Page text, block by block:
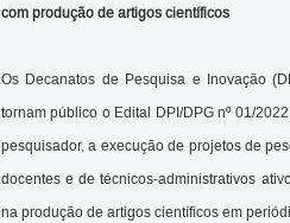
com produção de artigos científicos
Os Decanatos de Pesquisa e Inovação
tornam público o Edital DPI/DPG nº 01/
pesquisador, a execução de projetos de
docentes e de técnicos-administrativos
na produção de artigos científicos em